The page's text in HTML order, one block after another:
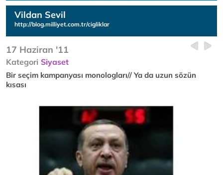
Vildan Sevil
http://blog.milliyet.com.tr/cigliklar
17 Haziran '11
Kategori Siyaset
Bir seçim kampanyası monologları// Ya da uzun sözün
kısası